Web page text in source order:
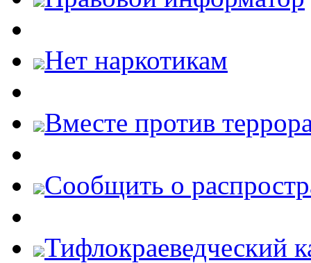
Нет наркотикам
Вместе против
Cообщить о
Тифлокраеведческий